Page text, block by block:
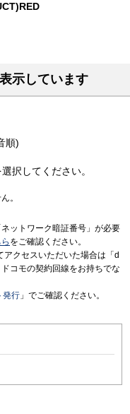
示しています
順)
択してください。
。
ットワーク暗証番号」が必要
をご確認ください。
クセスいただいた場合は「d
コモの契約回線をお持ちでな
発行 」でご確認ください。